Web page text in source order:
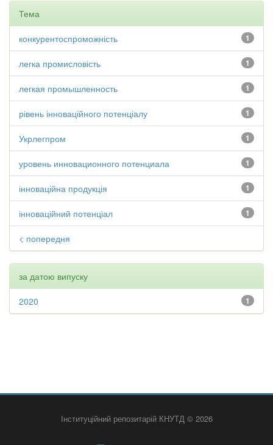
Тема
1
конкурентоспроможність
1
легка промисловість
1
легкая промышленность
1
рівень інноваційного потенціалу
1
Укрлегпром
1
уровень инновационного потенциала
1
інноваційна продукція
1
інноваційний потенціал
< попередня
за датою випуску
1
2020
Інституційний репозитарій КНУТД © 2026